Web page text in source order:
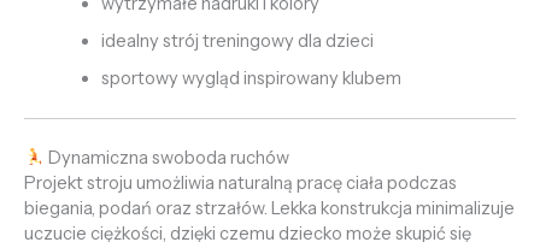
idealny strój treningowy dla dzieci
sportowy wygląd inspirowany klubem
Dynamiczna swoboda ruchów
Projekt stroju umożliwia naturalną pracę ciała podczas
biegania, podań oraz strzałów. Lekka konstrukcja minimalizuje
uczucie ciężkości, dzięki czemu dziecko może skupić się